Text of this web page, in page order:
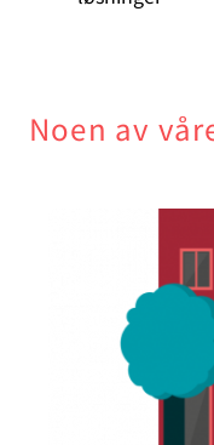
Noen av